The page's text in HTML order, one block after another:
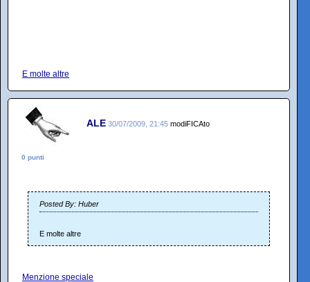
E molte altre
ALE 30/07/2009, 21:45 modiFICAto
0 punti
Posted By: Huber
E molte altre
Menzione speciale